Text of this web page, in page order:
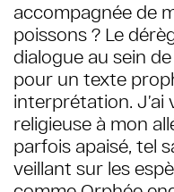
accompagnée de
poissons ? Le
dialogue au sein
pour un texte
interprétation.
religieuse à mon
parfois apaisé, tel
veillant sur les